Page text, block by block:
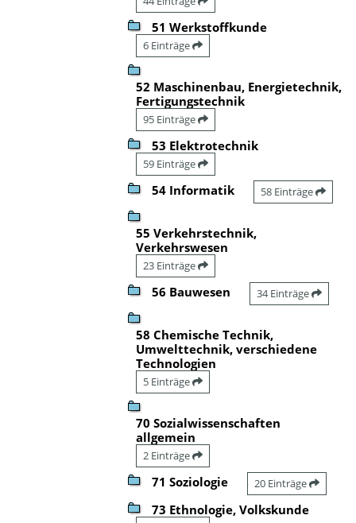
51 Werkstoffkunde
6 Einträge
52 Maschinenbau, Energietechnik,
Fertigungstechnik
95 Einträge
53 Elektrotechnik
59 Einträge
54 Informatik 58 Einträge
55 Verkehrstechnik,
Verkehrswesen
23 Einträge
56 Bauwesen 34 Einträge
58 Chemische Technik,
Umwelttechnik, verschiedene
Technologien
5 Einträge
70 Sozialwissenschaften
allgemein
2 Einträge
71 Soziologie 20 Einträge
73 Ethnologie, Volkskunde